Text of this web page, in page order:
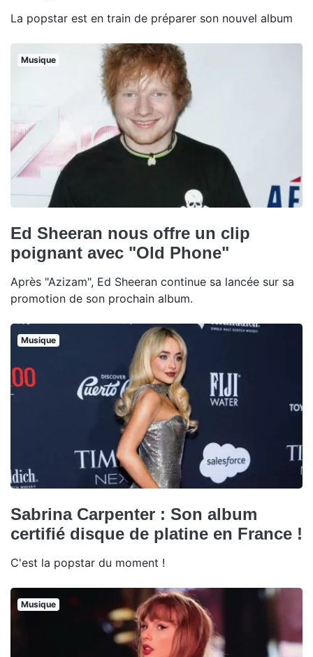
La popstar est en train de préparer son nouvel album
Musique
Ed Sheeran nous offre un clip
poignant avec "Old Phone"
Après "Azizam", Ed Sheeran continue sa lancée sur sa
promotion de son prochain album.
Musique
Sabrina Carpenter : Son album
certifié disque de platine en France !
C'est la popstar du moment !
Musique